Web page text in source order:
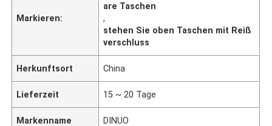
Markieren:
are Taschen
,
stehen Sie oben Taschen mit Reiß
verschluss
Herkunftsort China
Lieferzeit 15 ~ 20 Tage
Markenname DINUO